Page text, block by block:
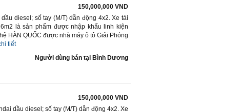
150,000,000 VND
diesel; số tay (M/T) dẫn động 4x2. Xe tải
là sản phẩm được nhập khẩu linh kiện
HÀN QUỐC được nhà máy ô tô Giải Phóng
tiết
Người dùng bán tại Bình Dương
150,000,000 VND
dầu diesel; số tay (M/T) dẫn động 4x2. Xe